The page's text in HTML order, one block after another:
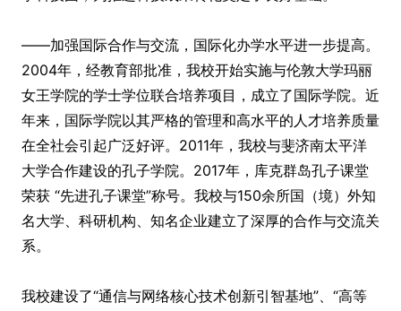
——加强国际合作与交流，国际化办学水平进一步提高。
2004年，经教育部批准，我校开始实施与伦敦大学玛丽
女王学院的学士学位联合培养项目，成立了国际学院。近
年来，国际学院以其严格的管理和高水平的人才培养质量
在全社会引起广泛好评。2011年，我校与斐济南太平洋
大学合作建设的孔子学院。2017年，库克群岛孔子课堂
荣获 “先进孔子课堂”称号。我校与150余所国（境）外知
名大学、科研机构、知名企业建立了深厚的合作与交流关
系。
我校建设了“通信与网络核心技术创新引智基地”、“高等